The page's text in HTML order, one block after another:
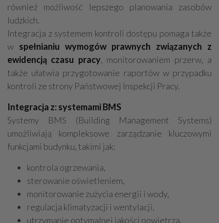
również możliwość lepszego planowania zasobów
ludzkich.
Integracja z systemem kontroli dostępu pomaga także
w spełnianiu wymogów prawnych związanych z
ewidencją czasu pracy, monitorowaniem przerw, a
także ułatwia przygotowanie raportów w przypadku
kontroli ze strony Państwowej Inspekcji Pracy.
Integracja z: systemami BMS
Systemy BMS (Building Management Systems)
umożliwiają kompleksowe zarządzanie kluczowymi
funkcjami budynku, takimi jak:
kontrola ogrzewania,
sterowanie oświetleniem,
monitorowanie zużycia energii i wody,
regulacja klimatyzacji i wentylacji,
utrzymanie optymalnej jakości powietrza.